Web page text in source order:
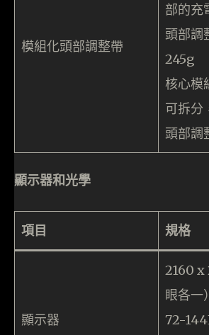
模組化頭部調整帶
部的充
頭部調
245g
核心模
可拆分
頭部調
顯示器和光學
項目 規格
顯示器
2160 x
眼各一）
72-